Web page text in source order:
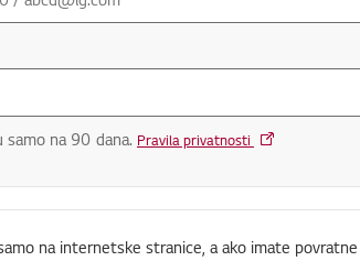
samo na 90 dana. Pravila privatnosti
na internetske stranice, a ako imate